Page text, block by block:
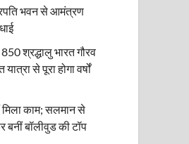
भवन से आमंत्रण
श्रद्धालु भारत गौरव
से पूरा होगा वर्षों
मिला काम; सलमान से
बनीं बॉलीवुड की टॉप